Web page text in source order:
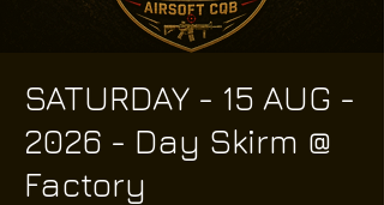
SATURDAY - 15 AUG -
2026 - Day Skirm @
Factory